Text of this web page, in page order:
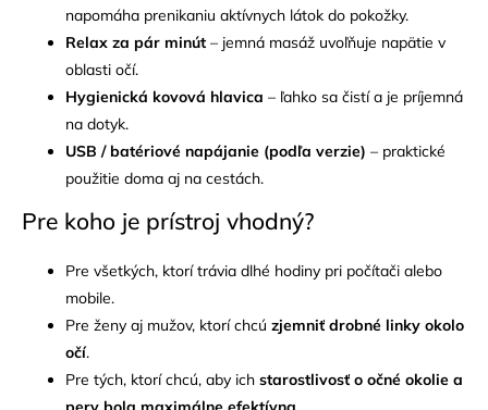
napomáha prenikaniu aktívnych látok do pokožky.
Relax za pár minút – jemná masáž uvoľňuje napätie v
oblasti očí.
Hygienická kovová hlavica – ľahko sa čistí a je príjemná
na dotyk.
USB / batériové napájanie (podľa verzie) – praktické
použitie doma aj na cestách.
Pre koho je prístroj vhodný?
Pre všetkých, ktorí trávia dlhé hodiny pri počítači alebo
mobile.
Pre ženy aj mužov, ktorí chcú zjemniť drobné linky okolo
očí.
Pre tých, ktorí chcú, aby ich starostlivosť o očné okolie a